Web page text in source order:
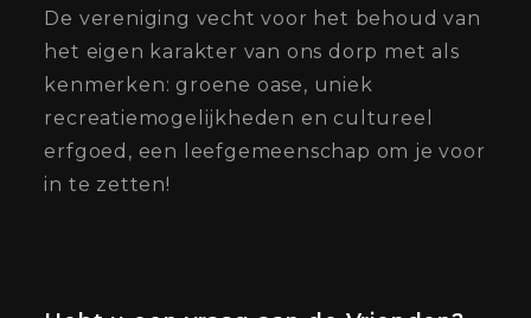
De vereniging vecht voor het behoud van
het eigen karakter van ons dorp met als
kenmerken: groene oase, uniek
recreatiemogelijkheden en cultureel
erfgoed, een leefgemeenschap om je voor
in te zetten!